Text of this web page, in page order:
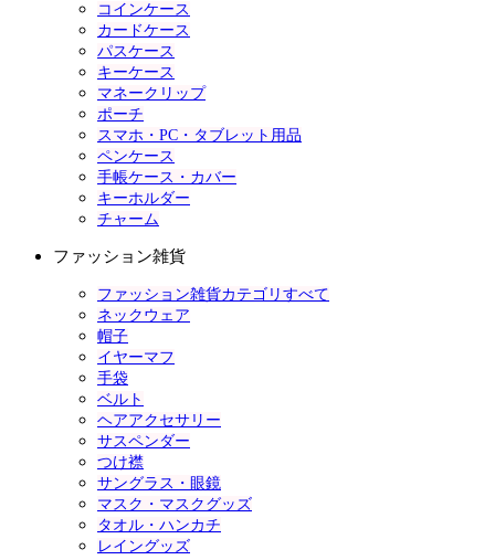
コインケース
カードケース
パスケース
キーケース
マネークリップ
ポーチ
スマホ・PC・タブレット用品
ペンケース
手帳ケース・カバー
キーホルダー
チャーム
ファッション雑貨
ファッション雑貨カテゴリすべて
ネックウェア
帽子
イヤーマフ
手袋
ベルト
ヘアアクセサリー
サスペンダー
つけ襟
サングラス・眼鏡
マスク・マスクグッズ
タオル・ハンカチ
レイングッズ